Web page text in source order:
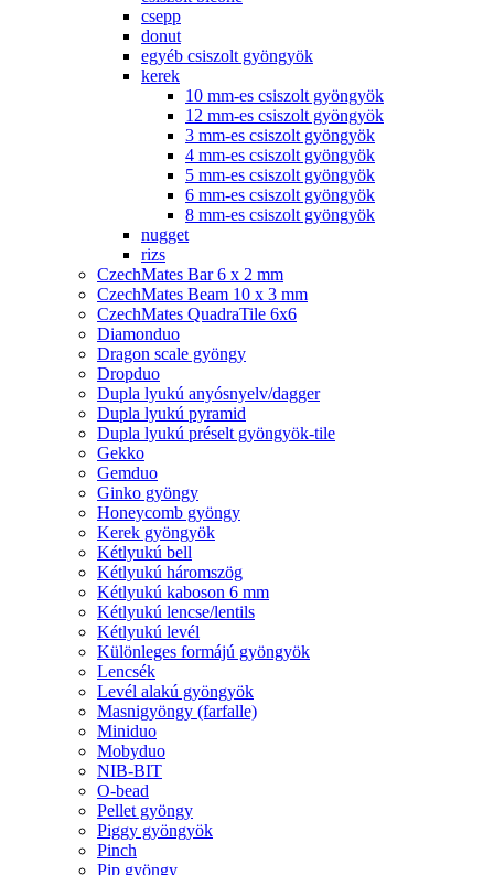
csepp
donut
egyéb csiszolt gyöngyök
kerek
10 mm-es csiszolt gyöngyök
12 mm-es csiszolt gyöngyök
3 mm-es csiszolt gyöngyök
4 mm-es csiszolt gyöngyök
5 mm-es csiszolt gyöngyök
6 mm-es csiszolt gyöngyök
8 mm-es csiszolt gyöngyök
nugget
rizs
CzechMates Bar 6 x 2 mm
CzechMates Beam 10 x 3 mm
CzechMates QuadraTile 6x6
Diamonduo
Dragon scale gyöngy
Dropduo
Dupla lyukú anyósnyelv/dagger
Dupla lyukú pyramid
Dupla lyukú préselt gyöngyök-tile
Gekko
Gemduo
Ginko gyöngy
Honeycomb gyöngy
Kerek gyöngyök
Kétlyukú bell
Kétlyukú háromszög
Kétlyukú kaboson 6 mm
Kétlyukú lencse/lentils
Kétlyukú levél
Különleges formájú gyöngyök
Lencsék
Levél alakú gyöngyök
Masnigyöngy (farfalle)
Miniduo
Mobyduo
NIB-BIT
O-bead
Pellet gyöngy
Piggy gyöngyök
Pinch
Pip gyöngy